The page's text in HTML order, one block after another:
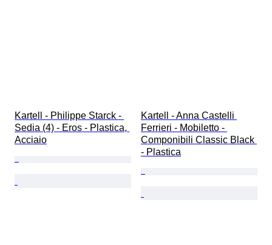
Kartell - Philippe Starck -
Sedia (4) - Eros - Plastica,
Acciaio
Kartell - Anna Castelli
Ferrieri - Mobiletto -
Componibili Classic Black
- Plastica